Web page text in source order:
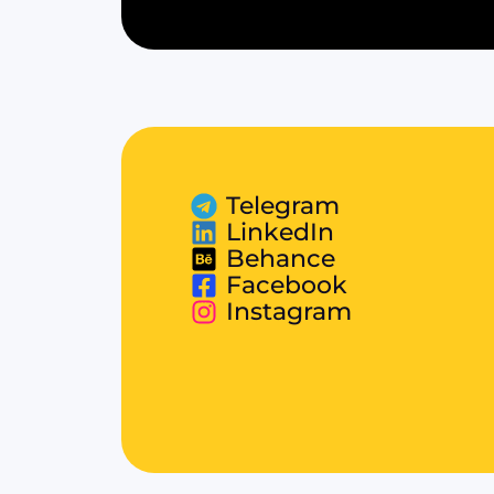
Telegram
LinkedIn
Behance
Facebook
Instagram